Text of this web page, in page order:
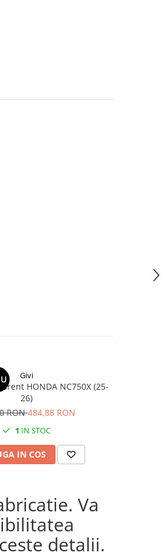
Givi
HONDA NC750X (25-
26)
RON484,88 RON
1 IN STOC
IN COS
Va
detalii.